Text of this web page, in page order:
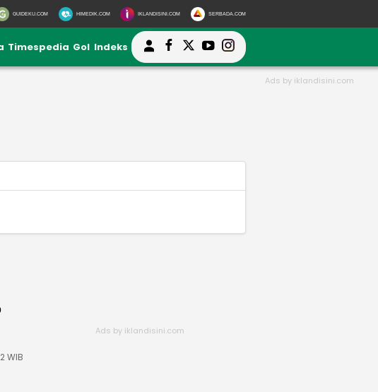
GUIDEKU.COM HIMEDIK.COM IKLANDISINI.COM SERBADA.COM
Timespedia Gol Indeks
WIB